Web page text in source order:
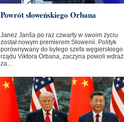
Powrót słoweńskiego Orbana
Janez Janša po raz czwarty w swoim życiu
został nowym premierem Słowenii. Polityk
porównywany do byłego szefa węgierskiego
rządu Viktora Orbana, zaczyna powoli
za...